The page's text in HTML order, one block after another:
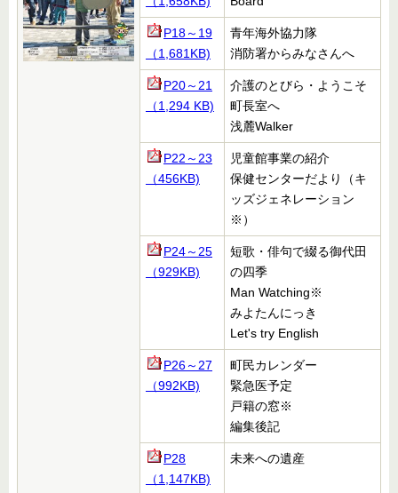
P18～19
（1,681KB)
青年海外協力隊
消防署からみなさんへ
P20～21
（1,294 KB)
介護のとびら・ようこそ
町長室へ
浅麓Walker
P22～23
（456KB)
児童館事業の紹介
保健センターだより（キ
ッズジェネレーション
※）
P24～25
（929KB)
短歌・俳句で綴る御代田
の四季
Man Watching※
みよたんにっき
Let's try English
P26～27
（992KB)
町民カレンダー
緊急医予定
戸籍の窓※
編集後記
P28
（1,147KB)
未来への遺産